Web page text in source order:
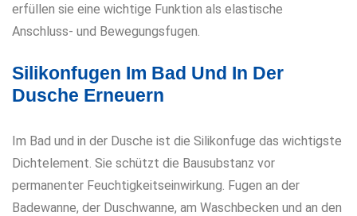
erfüllen sie eine wichtige Funktion als elastische
Anschluss- und Bewegungsfugen.
Silikonfugen Im Bad Und In Der
Dusche Erneuern
Im Bad und in der Dusche ist die Silikonfuge das wichtigste
Dichtelement. Sie schützt die Bausubstanz vor
permanenter Feuchtigkeitseinwirkung. Fugen an der
Badewanne, der Duschwanne, am Waschbecken und an den